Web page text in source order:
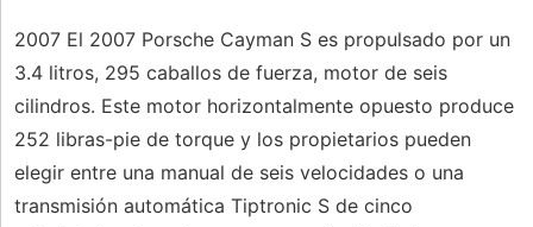
2007 El 2007 Porsche Cayman S es propulsado por un
3.4 litros, 295 caballos de fuerza, motor de seis
cilindros. Este motor horizontalmente opuesto produce
252 libras-pie de torque y los propietarios pueden
elegir entre una manual de seis velocidades o una
transmisión automática Tiptronic S de cinco